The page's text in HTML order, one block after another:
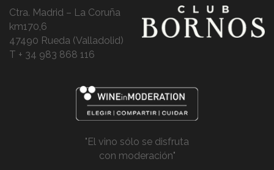
Ctra. Madrid – La Coruña
km170,6
47490 Rueda (Valladolid)
T + 34 983 868 116
"El vino sólo se disfruta
con moderación"